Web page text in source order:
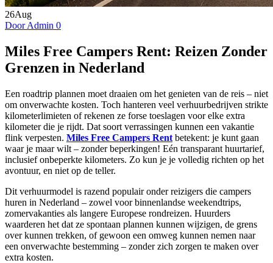
26Aug
Door Admin 0
Miles Free Campers Rent: Reizen Zonder
Grenzen in Nederland
Een roadtrip plannen moet draaien om het genieten van de reis – niet
om onverwachte kosten. Toch hanteren veel verhuurbedrijven strikte
kilometerlimieten of rekenen ze forse toeslagen voor elke extra
kilometer die je rijdt. Dat soort verrassingen kunnen een vakantie
flink verpesten. Miles Free Campers Rent betekent: je kunt gaan
waar je maar wilt – zonder beperkingen! Eén transparant huurtarief,
inclusief onbeperkte kilometers. Zo kun je je volledig richten op het
avontuur, en niet op de teller.
Dit verhuurmodel is razend populair onder reizigers die campers
huren in Nederland – zowel voor binnenlandse weekendtrips,
zomervakanties als langere Europese rondreizen. Huurders
waarderen het dat ze spontaan plannen kunnen wijzigen, de grens
over kunnen trekken, of gewoon een omweg kunnen nemen naar
een onverwachte bestemming – zonder zich zorgen te maken over
extra kosten.